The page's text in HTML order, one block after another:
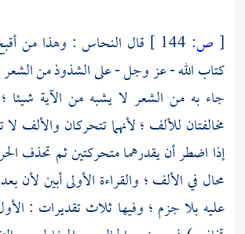
[ ص: قال النحاس : وهذا من
كتاب الله - عز وجل - على الشذوذ من الشعر
جاء به من الشعر لا يشبه من الآية شيئا ؛
مخالفتان للألف ؛ لأنهما تتحركان والألف
إذا اضطر أن يقدرهما متحركتين ثم تحذف
محال في الألف ؛ والقراءة الأولى أبين لأن
عليه بلا جزم ؛ وفيها ثلاث تقديرات :